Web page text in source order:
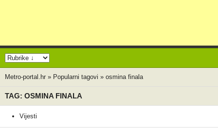
Metro-portal.hr » Popularni tagovi » osmina finala
TAG: OSMINA FINALA
Vijesti